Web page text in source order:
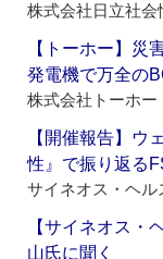
株式会社日立社会
【トーホー】
発電機で万全の
株式会社トーホー
【開催報告】ウ
性』で振り返る
サイネオス・ヘ
【サイネオス
山氏に聞く